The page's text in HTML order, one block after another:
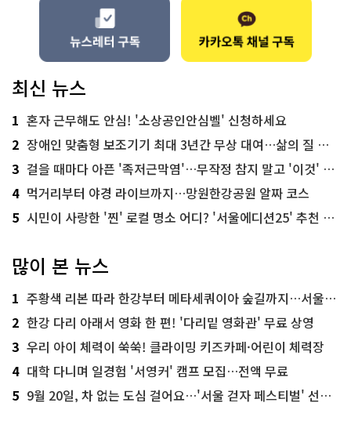
최신 뉴스
1 혼자 근무해도 안심! '소상공인안심벨' 신청하세요
2 장애인 맞춤형 보조기기 최대 3년간 무상 대여…삶의 질 높인다
3 걸을 때마다 아픈 '족저근막염'…무작정 참지 말고 '이것' 해보세요!
4 먹거리부터 야경 라이브까지…망원한강공원 알짜 코스
5 시민이 사랑한 '찐' 로컬 명소 어디? '서울에디션25' 추천 코스
많이 본 뉴스
1 주황색 리본 따라 한강부터 메타세쿼이아 숲길까지…서울둘레길 15코스
2 한강 다리 아래서 영화 한 편! '다리밑 영화관' 무료 상영
3 우리 아이 체력이 쑥쑥! 클라이밍 키즈카페·어린이 체력장
4 대학 다니며 일경험 '서영커' 캠프 모집…전액 무료
5 9월 20일, 차 없는 도심 걸어요…'서울 걷자 페스티벌' 선착순 5천명